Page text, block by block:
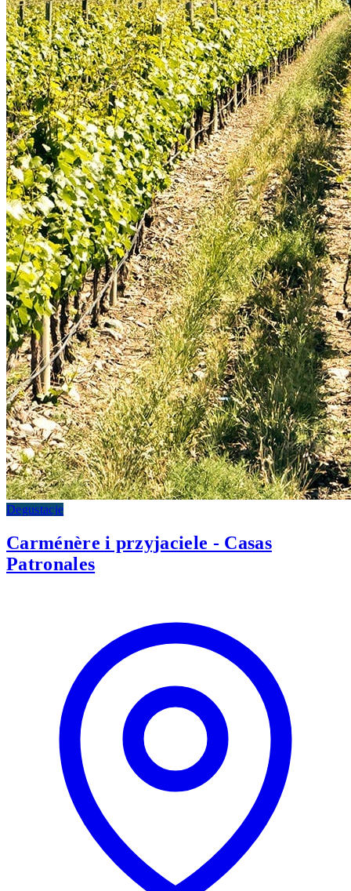
Degustacje
Carménère i przyjaciele - Casas
Patronales